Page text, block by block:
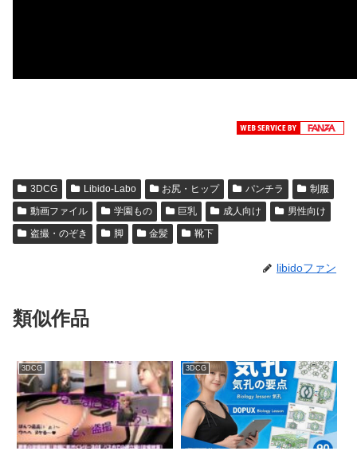
3DCG Libido-Labo お尻・ヒップ パンチラ
制服
動画ファイル
学園もの 巨乳 成人向け
男性向け
盗撮・のぞき
脚 金髪 靴下
libidoファン
類似作品
3DCG 3DCG